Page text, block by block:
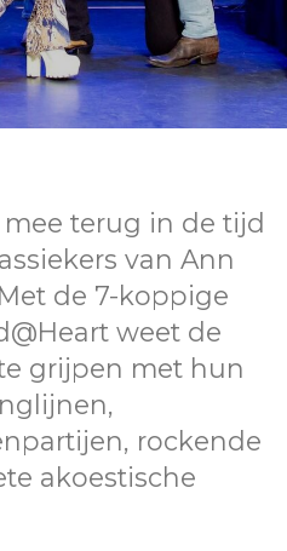
terug in de tijd
van Ann
de 7-koppige
weet de
grijpen met hun
rockende
akoestische